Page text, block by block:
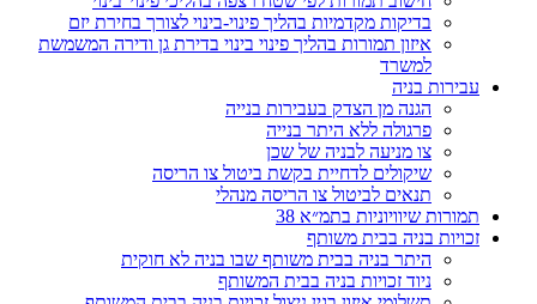
בדיקות מקדמיות בהליך פינוי-בינוי לצורך בחירת יזם
איזון תמורות בהליך פינוי בינוי בדירת גן ודירה המשמשת
למשרד
עבירות בניה
הגנה מן הצדק בעבירות בנייה
פרגולה ללא היתר בנייה
צו מניעה לבניה של שכן
שיקולים לדחיית בקשת ביטול צו הריסה
תנאים לביטול צו הריסה מנהלי
תמורות שיוויוניות בתמ״א 38
זכויות בניה בבית משותף
היתר בניה בבית משותף שבו בניה לא חוקית
ניוד זכויות בניה בבית המשותף